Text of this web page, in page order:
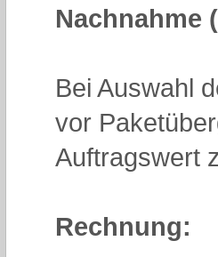
Nachnahme
Bei Auswahl
vor
Auftragswert
Rechnung: